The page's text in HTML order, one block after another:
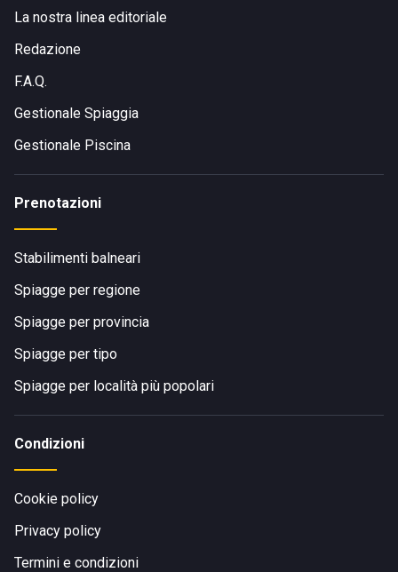
La nostra linea editoriale
Redazione
F.A.Q.
Gestionale Spiaggia
Gestionale Piscina
Prenotazioni
Stabilimenti balneari
Spiagge per regione
Spiagge per provincia
Spiagge per tipo
Spiagge per località più popolari
Condizioni
Cookie policy
Privacy policy
Termini e condizioni